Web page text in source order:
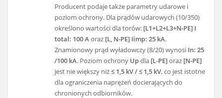
Producent podaje także parametry udarowe i
poziom ochrony. Dla prądów udarowych (10/350)
określono wartości dla torów: [L1+L2+L3+N-PE] I
total: 100 Aoraz [L, N-PE] Iimp: 25 kA.
Znamionowy prąd wyładowczy (8/20) wynosi In: 25
/100 kA. Poziom ochrony Updla [L-PE]oraz [N-PE]
jest nie większy niż≤ 1,5 kV / ≤ 1,5 kV, co jest istotne
dla ograniczenia naprężeń docierających do
chronionych odbiorników.